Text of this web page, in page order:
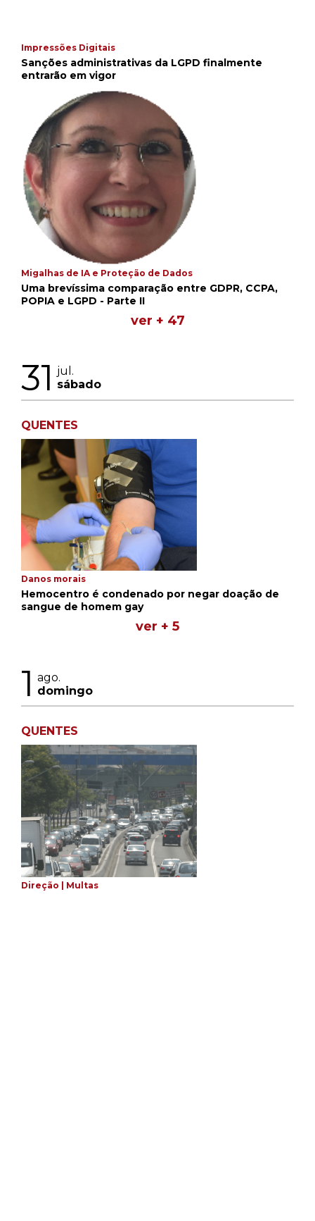
Impressões Digitais
Sanções administrativas da LGPD finalmente
entrarão em vigor
Migalhas de IA e Proteção de Dados
Uma brevíssima comparação entre GDPR, CCPA,
POPIA e LGPD - Parte II
ver + 47
31 jul.
sábado
QUENTES
Danos morais
Hemocentro é condenado por negar doação de
sangue de homem gay
ver + 5
1 ago.
domingo
QUENTES
Direção | Multas